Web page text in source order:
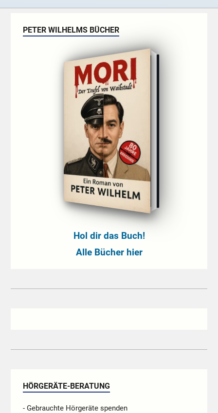
PETER WILHELMS BÜCHER
Hol dir das Buch!
Alle Bücher hier
HÖRGERÄTE-BERATUNG
- Gebrauchte Hörgeräte spenden